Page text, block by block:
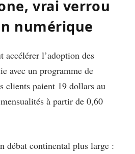
vrai verrou
numérique
accélérer l’adoption des
avec un programme de
clients paient 19 dollars au
à partir de 0,60
débat continental plus large :